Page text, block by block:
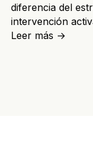
diferencia del
intervención
Leer más →